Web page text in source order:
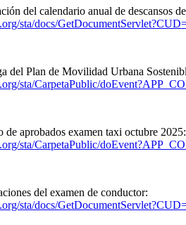
del calendario anual de descansos
sta/docs/
del Plan de Movilidad Urbana
sta/CarpetaPublic/
de aprobados examen taxi octubre 2025:
sta/CarpetaPublic/
del examen de conductor:
sta/docs/